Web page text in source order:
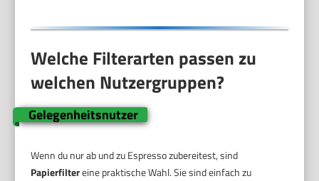
Welche Filterarten passen zu
welchen Nutzergruppen?
Gelegenheitsnutzer
Wenn du nur ab und zu Espresso zubereitest, sind
Papierfiltereine praktische Wahl. Sie sind einfach zu